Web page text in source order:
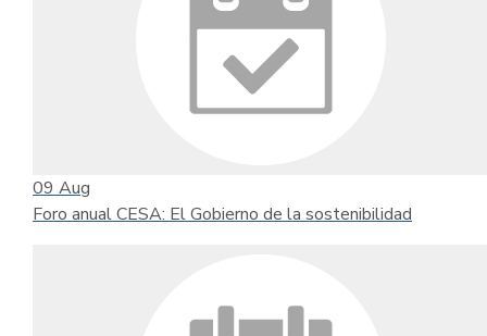
09 Aug
Foro anual CESA: El Gobierno de la sostenibilidad